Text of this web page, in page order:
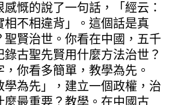
的說了一句話，「經云：
相不相違背」。這個話是真
聖賢治世。你看在中國，五千
古聖先賢用什麼方法治世？
你看多簡單，教學為先。
學為先」，建立一個政權，治
麼最重要？教學。在中國古